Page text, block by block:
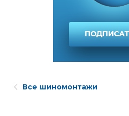
Все шиномонтажи